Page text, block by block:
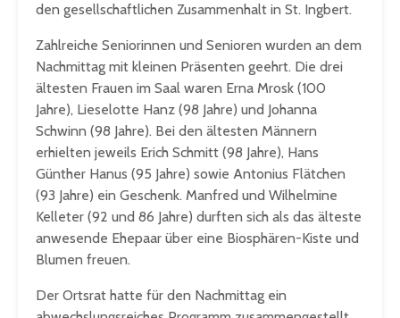
den gesellschaftlichen Zusammenhalt in St. Ingbert.
Zahlreiche Seniorinnen und Senioren wurden an dem
Nachmittag mit kleinen Präsenten geehrt. Die drei
ältesten Frauen im Saal waren Erna Mrosk (100
Jahre), Lieselotte Hanz (98 Jahre) und Johanna
Schwinn (98 Jahre). Bei den ältesten Männern
erhielten jeweils Erich Schmitt (98 Jahre), Hans
Günther Hanus (95 Jahre) sowie Antonius Flätchen
(93 Jahre) ein Geschenk. Manfred und Wilhelmine
Kelleter (92 und 86 Jahre) durften sich als das älteste
anwesende Ehepaar über eine Biosphären-Kiste und
Blumen freuen.
Der Ortsrat hatte für den Nachmittag ein